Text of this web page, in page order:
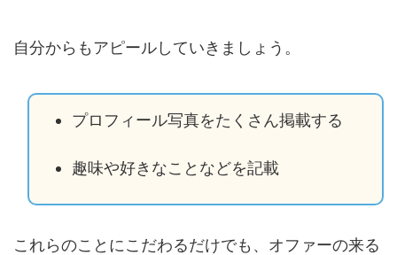
自分からもアピールしていきましょう。
プロフィール写真をたくさん掲載する
趣味や好きなことなどを記載
これらのことにこだわるだけでも、オファーの来る